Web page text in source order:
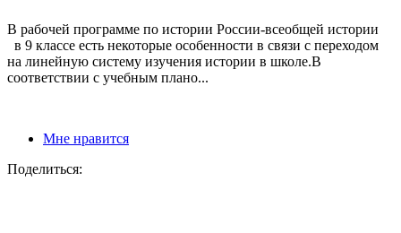
В рабочей программе по истории России-всеобщей истории
в 9 классе есть некоторые особенности в связи с переходом
на линейную систему изучения истории в школе.В
соответствии с учебным плано...
Мне нравится
Поделиться: